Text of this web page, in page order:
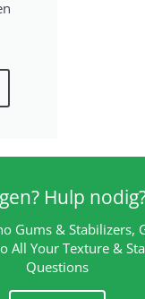
Hulp
Gums & Stabilizers,
All Your Texture &
Questions